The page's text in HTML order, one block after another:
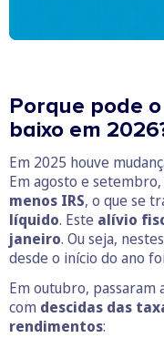
Porque pode
baixo em
Em 2025 houve
Em agosto e setembro,
menos IRS, o que se
líquido. Este alívio
janeiro. Ou seja,
desde o início do ano
Em outubro, passaram
com descidas das
rendimentos: